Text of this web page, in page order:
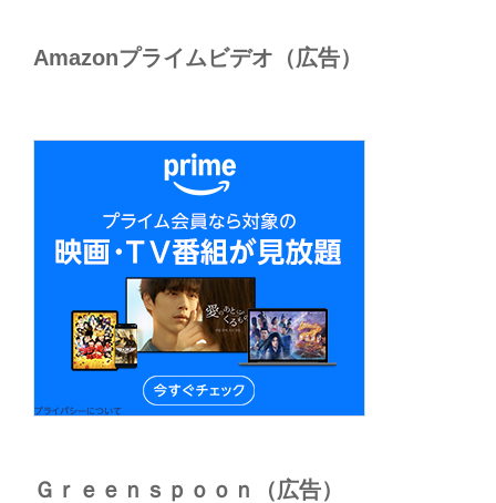
Amazonプライムビデオ（広告）
Ｇｒｅｅｎｓｐｏｏｎ（広告）